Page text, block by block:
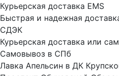
Курьерская доставка EMS
Быстрая и надежная
СДЭК
Курьерская доставка или
Самовывоз в СПб
Лавка Апельсин в ДК